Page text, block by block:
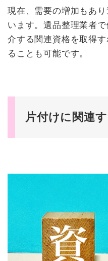
現在、需要の増加もあ
います。遺品整理業者
介する関連資格を取得
ることも可能です。
片付けに関連